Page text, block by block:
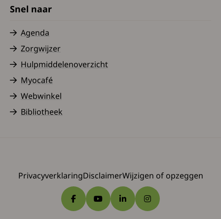
Snel naar
Agenda
Zorgwijzer
Hulpmiddelenoverzicht
Myocafé
Webwinkel
Bibliotheek
PrivacyverklaringDisclaimerWijzigen of opzeggen
Ga naar Facebook
Ga naar YouTube
Ga naar LinkedIn
Ga naar Instagram